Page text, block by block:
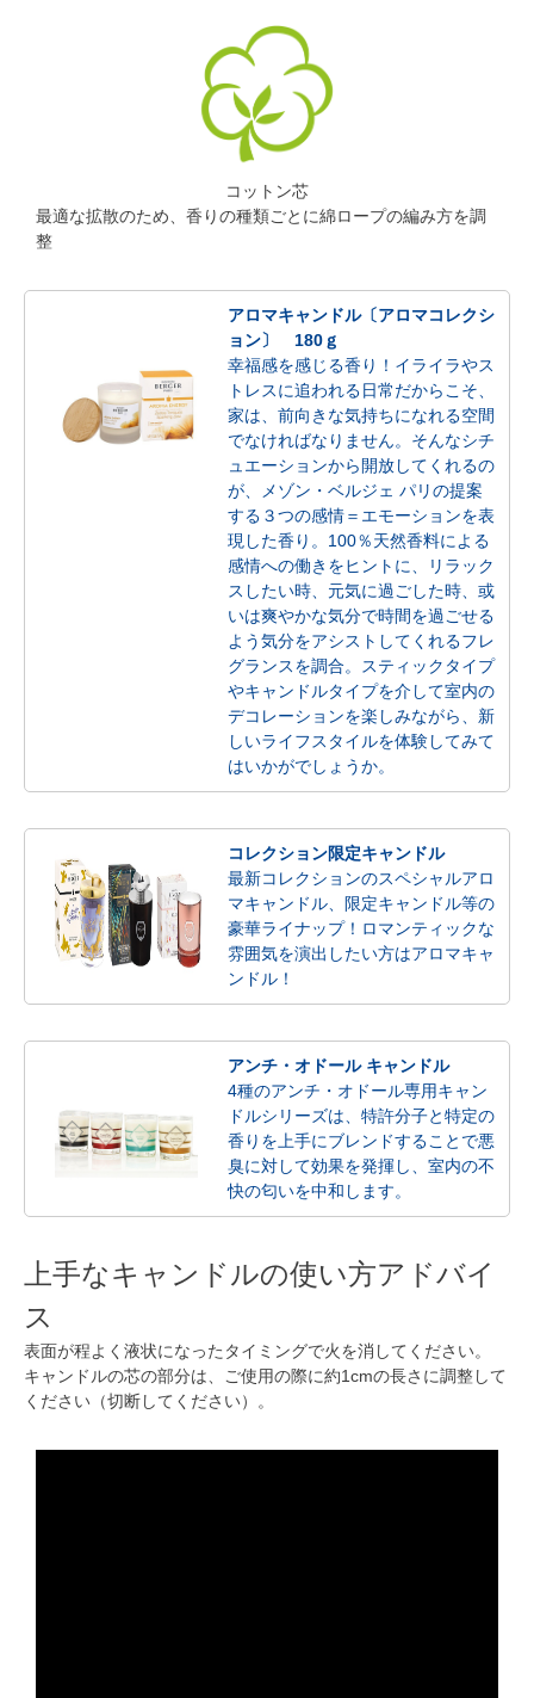
コットン芯
最適な拡散のため、香りの種類ごとに綿ロープの編み方を調
整
アロマキャンドル〔アロマコレクシ
ョン〕 180ｇ
幸福感を感じる香り！イライラやス
トレスに追われる日常だからこそ、
家は、前向きな気持ちになれる空間
でなければなりません。そんなシチ
ュエーションから開放してくれるの
が、メゾン・ベルジェ パリの提案
する３つの感情＝エモーションを表
現した香り。100％天然香料による
感情への働きをヒントに、リラック
スしたい時、元気に過ごした時、或
いは爽やかな気分で時間を過ごせる
よう気分をアシストしてくれるフレ
グランスを調合。スティックタイプ
やキャンドルタイプを介して室内の
デコレーションを楽しみながら、新
しいライフスタイルを体験してみて
はいかがでしょうか。
コレクション限定キャンドル
最新コレクションのスペシャルアロ
マキャンドル、限定キャンドル等の
豪華ライナップ！ロマンティックな
雰囲気を演出したい方はアロマキャ
ンドル！
アンチ・オドール キャンドル
4種のアンチ・オドール専用キャン
ドルシリーズは、特許分子と特定の
香りを上手にブレンドすることで悪
臭に対して効果を発揮し、室内の不
快の匂いを中和します。
上手なキャンドルの使い方アドバイ
ス
表面が程よく液状になったタイミングで火を消してください。
キャンドルの芯の部分は、ご使用の際に約1cmの長さに調整して
ください（切断してください）。